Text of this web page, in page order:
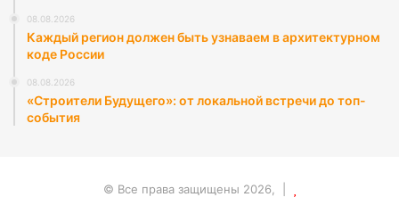
08.08.2026
Каждый регион должен быть узнаваем в архитектурном
коде России
08.08.2026
«Строители Будущего»: от локальной встречи до топ-
события
© Все права защищены 2026, |